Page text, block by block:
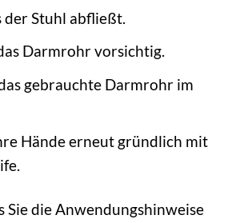
der Stuhl abfließt.
Darmrohr vorsichtig.
gebrauchte Darmrohr im
Hände erneut gründlich mit
Sie die Anwendungshinweise